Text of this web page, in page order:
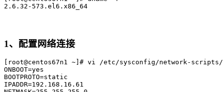
1、配置网络连接
[root@centos67n1 ~]# vi /etc/sysconfig/network-
ONBOOT=yes
BOOTPROTO=static
IPADDR=192.168.16.61